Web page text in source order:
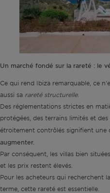
Un marché fondé sur la rareté : le
Ce qui rend Ibiza remarquable, ce
aussi sa rareté structurelle.
Des réglementations strictes en
protégées, des terrains limités et
étroitement contrôlés signifient une
augmenter.
Par conséquent, les villas bien
et les prix restent élevés.
Pour les acheteurs qui recherchent
terme, cette rareté est essentielle.